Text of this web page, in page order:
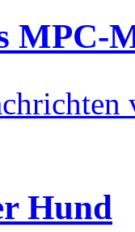
MPC-
Hund